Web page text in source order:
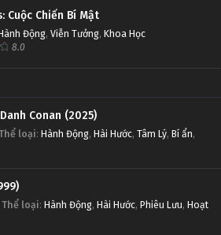
Cuộc Chiến Bí Mật
Động, Viễn Tưởng, Khoa Học
8.0
Conan (2025)
loại: Hành Động, Hài Hước, Tâm Lý, Bí ẩn,
Thể loại: Hành Động, Hài Hước, Phiêu Lưu, Hoạt